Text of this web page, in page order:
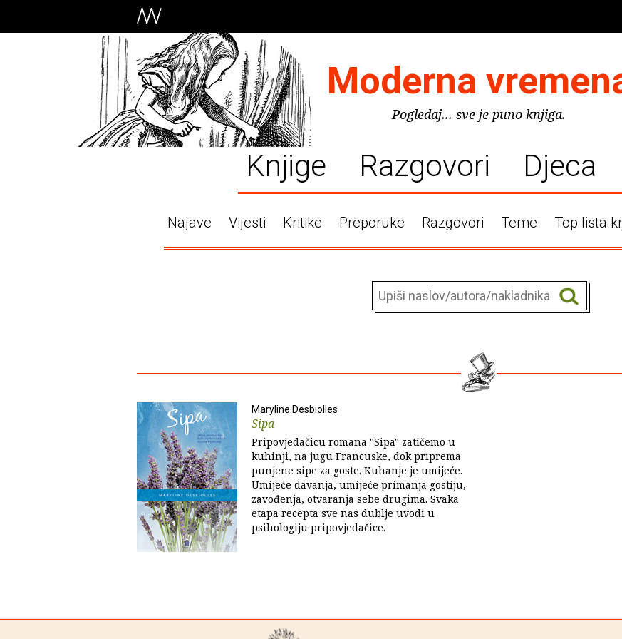
Moderna
Pogledaj... sve je puno knjiga.
Knjige Razgovori Djeca
Najave Vijesti Kritike Preporuke Razgovori Teme Top lista
Maryline Desbiolles
Sipa
Pripovjedačicu romana "Sipa" zatičemo u
kuhinji, na jugu Francuske, dok priprema
punjene sipe za goste. Kuhanje je umijeće.
Umijeće davanja, umijeće primanja gostiju,
zavođenja, otvaranja sebe drugima. Svaka
etapa recepta sve nas dublje uvodi u
psihologiju pripovjedačice.